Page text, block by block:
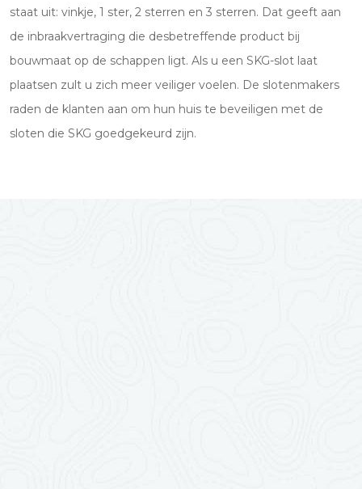
staat uit: vinkje, 1 ster, 2 sterren en 3 sterren. Dat geeft aan
de inbraakvertraging die desbetreffende product bij
bouwmaat op de schappen ligt. Als u een SKG-slot laat
plaatsen zult u zich meer veiliger voelen. De slotenmakers
raden de klanten aan om hun huis te beveiligen met de
sloten die SKG goedgekeurd zijn.